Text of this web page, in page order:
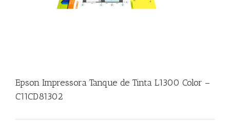
Epson Impressora Tanque de Tinta L1300 Color –
C11CD81302